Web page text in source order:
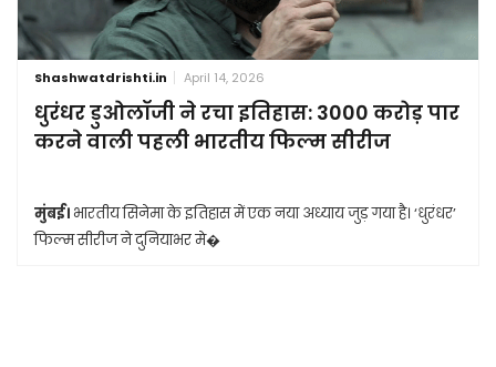
Shashwatdrishti.in April 14, 2026
धुरंधर डुओलॉजी ने रचा इतिहास: 3000 करोड़ पार
करने वाली पहली भारतीय फिल्म सीरीज
मुंबई। भारतीय सिनेमा के इतिहास में एक नया अध्याय जुड़ गया है। ‘धुरंधर’
फिल्म सीरीज ने दुनियाभर मे�